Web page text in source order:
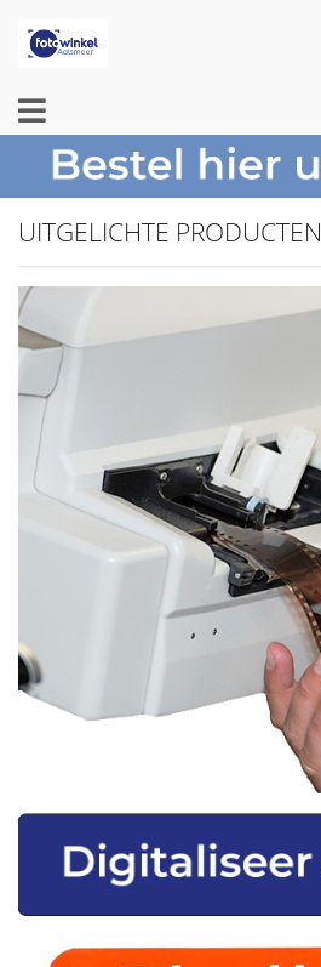
UITGELICHTE PRODUCTEN